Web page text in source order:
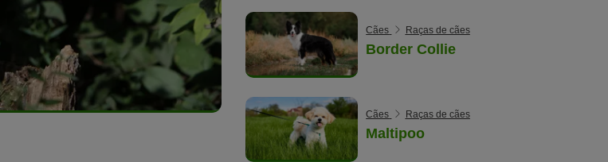
Cães Raças de cães
Border Collie
Cães Raças de cães
Maltipoo